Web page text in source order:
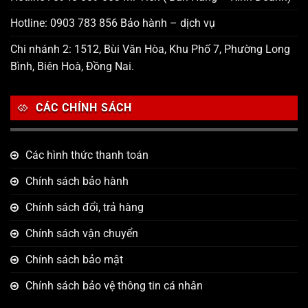
Hotline: 0903 783 856 Bảo hành – dịch vụ
Chi nhánh 2: 1512, Bùi Văn Hòa, Khu Phố 7, Phường Long
Bình, Biên Hoà, Đồng Nai.
CÁC CHÍNH SÁCH
Các hình thức thanh toán
Chính sách bảo hành
Chính sách đổi, trả hàng
Chính sách vận chuyển
Chính sách bảo mật
Chính sách bảo vệ thông tin cá nhân